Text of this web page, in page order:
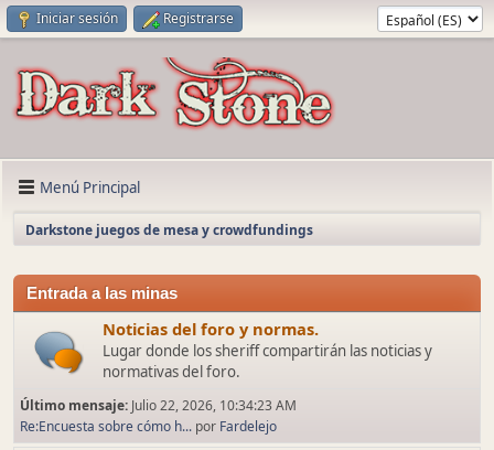
Iniciar sesión Registrarse
Menú Principal
Darkstone juegos de mesa y crowdfundings
Entrada a las minas
Noticias del foro y normas.
Lugar donde los sheriff compartirán las noticias y
normativas del foro.
Último mensaje: Julio 22, 2026, 10:34:23 AM
Re:Encuesta sobre cómo h... por Fardelejo